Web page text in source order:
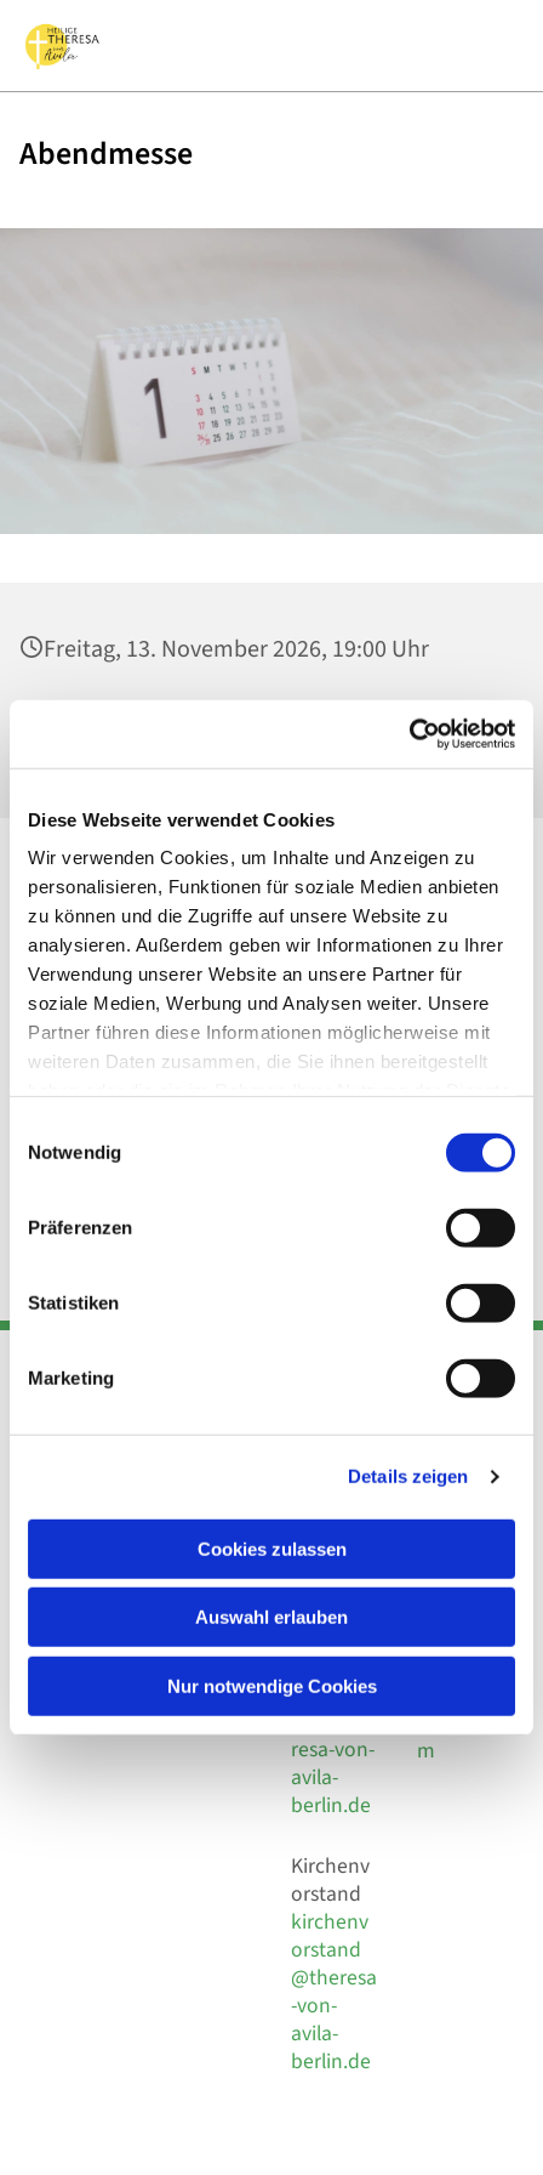
Diese Webseite verwendet Cookies
Wir verwenden Cookies, um Inhalte und Anzeigen zu
personalisieren, Funktionen für soziale Medien anbieten
zu können und die Zugriffe auf unsere Website zu
analysieren. Außerdem geben wir Informationen zu Ihrer
Verwendung unserer Website an unsere Partner für
soziale Medien, Werbung und Analysen weiter. Unsere
Partner führen diese Informationen möglicherweise mit
weiteren Daten zusammen, die Sie ihnen bereitgestellt
Notwendig
Präferenzen
Statistiken
Marketing
Details zeigen
Cookies zulassen
Auswahl erlauben
Nur notwendige Cookies
Abendmesse
Freitag, 13. November 2026, 19:00 Uhr
St. Georg, Kirche, Kissingenplatz, 13189
Adresse
Kirchengemeinde Pfarrei
Hl. Theresa von Avila Berlin
Leitender Pfarrer - Norbert
Behaimstr. 39
Kont
Telefon
+49 30
924 64 28
Fax +49
30 924 54
18
E-Mail
info@the
resa-von-
avila-
berlin.de
Kirchenv
orstand
kirchenv
orstand
@theresa
-von-
avila-
berlin.de
Links
Datensch
utz
Social
Impressu
m